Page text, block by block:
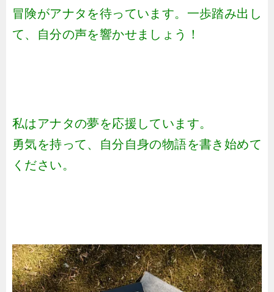
冒険がアナタを待っています。一歩踏み出し
て、自分の声を響かせましょう！
私はアナタの夢を応援しています。
勇気を持って、自分自身の物語を書き始めて
ください。